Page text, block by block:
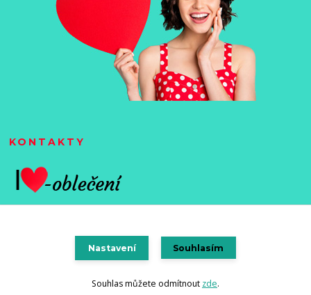
KONTAKTY
Nastavení Souhlasím
Souhlas můžete odmítnout zde.